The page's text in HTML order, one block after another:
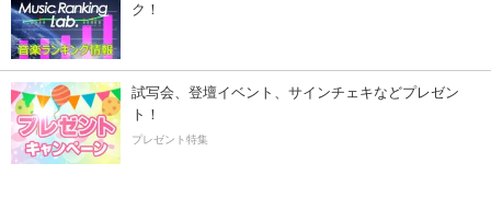
ク！
試写会、登壇イベント、サインチェキなどプレゼン
ト！
プレゼント特集